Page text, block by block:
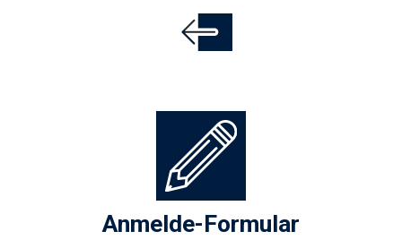
Anmelde-Formular